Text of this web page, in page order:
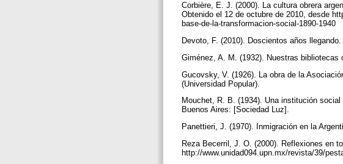
Corbière, E. J. (2000). La cultura obrera
Obtenido el 12 de octubre de 2010, desde
base-de-la-transformacion-social-1890-1940
Devoto, F. (2010). Doscientos años
Giménez, A. M. (1932). Nuestras bibliotecas
Gucovsky, V. (1926). La obra de la
(Universidad Popular).
Mouchet, R. B. (1934). Una institución
Buenos Aires: [Sociedad Luz].
Panettieri, J. (1970). Inmigración en la
Reza Becerril, J. O. (2000). Reflexiones en
http://www.unidad094.upn.mx/revista/39/